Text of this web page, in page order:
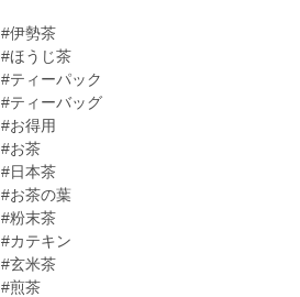
#伊勢茶
#ほうじ茶
#ティーパック
#ティーバッグ
#お得用
#お茶
#日本茶
#お茶の葉
#粉末茶
#カテキン
#玄米茶
#煎茶